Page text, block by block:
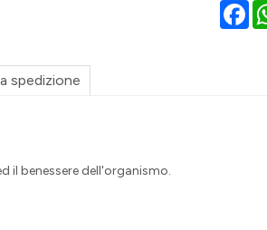
spedizione
il benessere dell'organismo.